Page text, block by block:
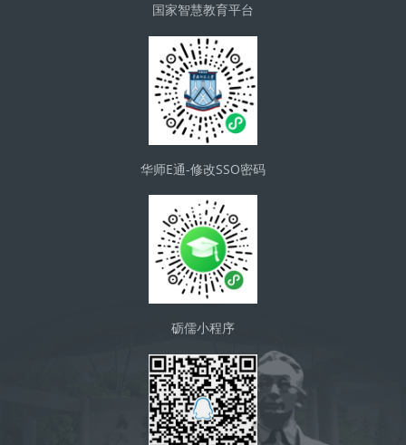
国家智慧教育平台
华师E通-修改SSO密码
砺儒小程序